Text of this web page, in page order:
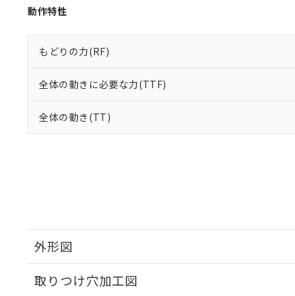
動作特性
もどりの力(RF)
全体の動きに必要な力(TTF)
全体の動き(TT)
外形図
取りつけ穴加工図